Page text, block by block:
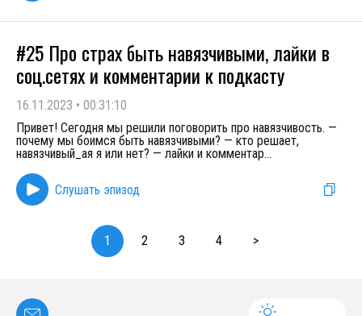
#25 Про страх быть навязчивыми, лайки в
соц.сетях и комментарии к подкасту
16.11.2023 • 00:31:10
Привет! Сегодня мы решили поговорить про навязчивость. —
почему мы боимся быть навязчивыми? — кто решает,
навязчивый_ая я или нет? — лайки и комментар...
Слушать эпизод
1 2 3 4 >